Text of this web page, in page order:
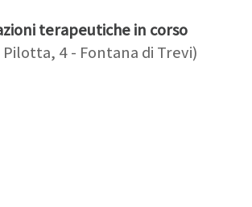
terapeutiche in corso
4 - Fontana di Trevi)